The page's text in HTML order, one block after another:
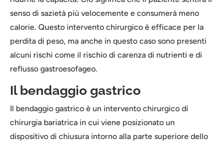
senso di sazietà più velocemente e consumerà meno
calorie. Questo intervento chirurgico è efficace per la
perdita di peso, ma anche in questo caso sono presenti
alcuni rischi come il rischio di carenza di nutrienti e di
reflusso gastroesofageo.
Il bendaggio gastrico
Il bendaggio gastrico è un intervento chirurgico di
chirurgia bariatrica in cui viene posizionato un
dispositivo di chiusura intorno alla parte superiore dello